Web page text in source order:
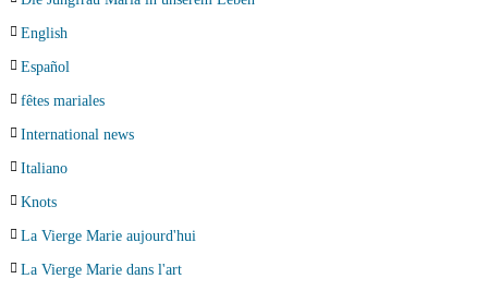
English
Español
fêtes mariales
International news
Italiano
Knots
La Vierge Marie aujourd'hui
La Vierge Marie dans l'art